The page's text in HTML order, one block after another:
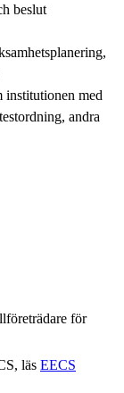
beslut
institutionen med
andra
för
läs EECS